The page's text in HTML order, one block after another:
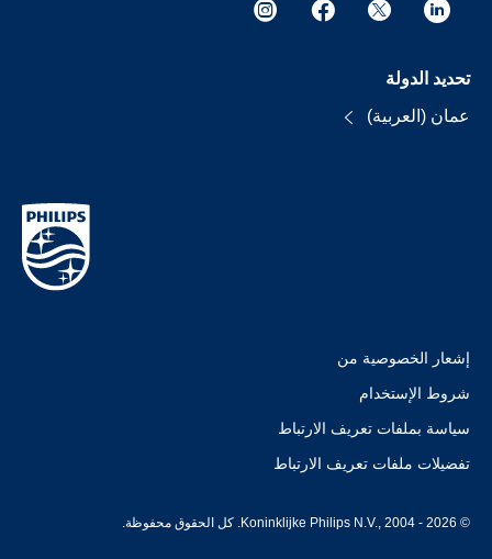
تحديد الدولة
عمان (العربية)
إشعار الخصوصية من
شروط الإستخدام
سياسة بملفات تعريف الارتباط
تفضيلات ملفات تعريف الارتباط
© Koninklijke Philips N.V., 2004 - 2026. كل الحقوق محفوظة.